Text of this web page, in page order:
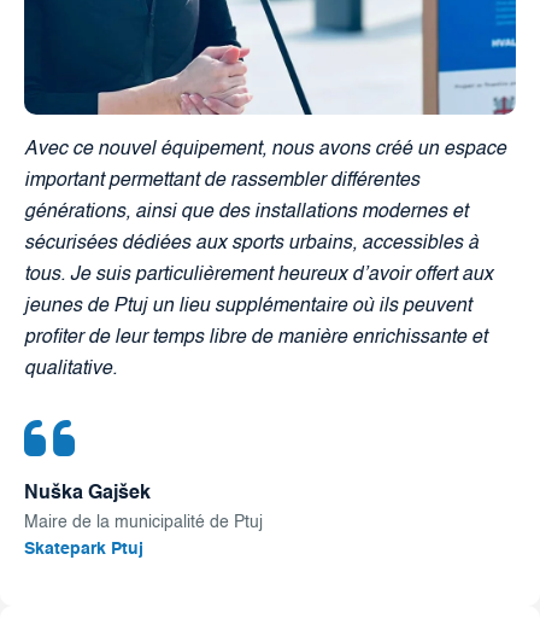
Nuška Gajšek
Maire de la municipalité de Ptuj
Skatepark Ptuj
Avec ce nouvel équipement, nous avons créé un espace
important permettant de rassembler différentes
générations, ainsi que des installations modernes et
sécurisées dédiées aux sports urbains, accessibles à
tous. Je suis particulièrement heureux d’avoir offert aux
jeunes de Ptuj un lieu supplémentaire où ils peuvent
profiter de leur temps libre de manière enrichissante et
qualitative.